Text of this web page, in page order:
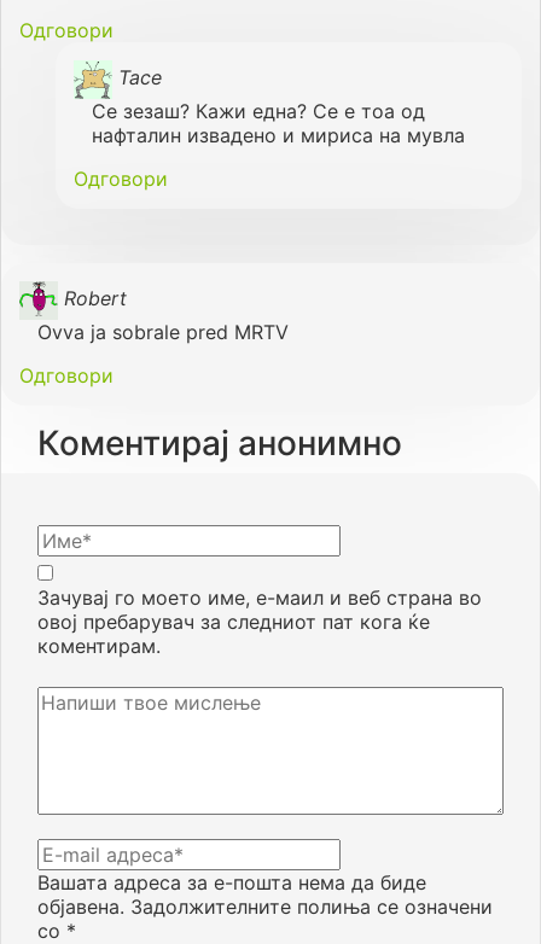
Одговори
Тасе
Се зезаш? Кажи една? Се е тоа од
нафталин извадено и мириса на мувла
Одговори
Robert
Ovva ja sobrale pred MRTV
Одговори
Коментирај анонимно
Вашата адреса за е-пошта нема да биде
објавена. Задолжителните полиња се означени
со *
Зачувај го моето име, е-маил и веб страна во
овој пребарувач за следниот пат кога ќе
коментирам.